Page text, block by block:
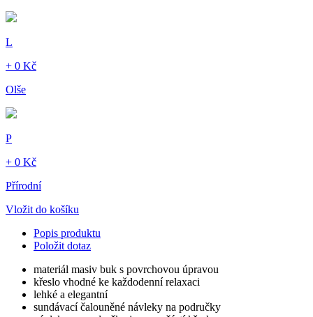
L
+ 0 Kč
Olše
P
+ 0 Kč
Přírodní
Vložit do košíku
Popis produktu
Položit dotaz
materiál masiv buk s povrchovou úpravou
křeslo vhodné ke každodenní relaxaci
lehké a elegantní
sundávací čalouněné návleky na područky